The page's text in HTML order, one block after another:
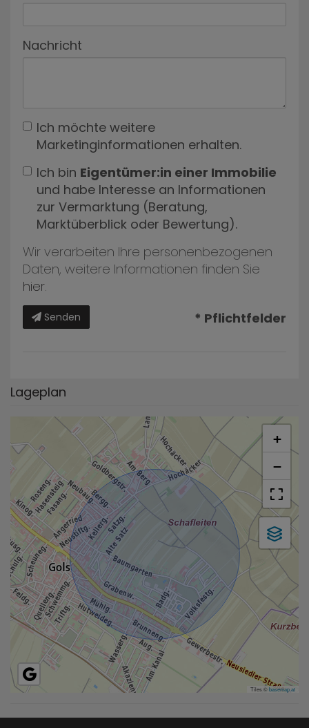
Nachricht
Ich möchte weitere
Marketinginformationen erhalten.
Ich bin Eigentümer:in einer Immobilie
und habe Interesse an Informationen
zur Vermarktung (Beratung,
Marktüberblick oder Bewertung).
Wir verarbeiten Ihre personenbezogenen
Daten, weitere Informationen finden Sie
hier.
Senden * Pflichtfelder
Lageplan
+
−
Tiles ©basemap.at